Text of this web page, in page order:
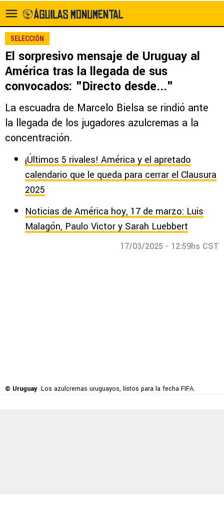
SELECCIÓN
El sorpresivo mensaje de Uruguay al
América tras la llegada de sus
convocados: "Directo desde..."
La escuadra de Marcelo Bielsa se rindió ante
la llegada de los jugadores azulcremas a la
concentración.
¡Últimos 5 rivales! América y el apretado
calendario que le queda para cerrar el Clausura
2025
Noticias de América hoy, 17 de marzo: Luis
Malagón, Paulo Victor y Sarah Luebbert
17/03/2025 - 12:59hs CST
© Uruguay Los azulcremas uruguayos, listos para la fecha FIFA.